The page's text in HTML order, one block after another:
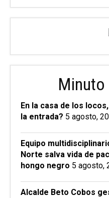
En la casa de los
la entrada? 5 agosto,
Equipo
Norte salva vida de
hongo negro 5 agosto,
Alcalde Beto Cobos